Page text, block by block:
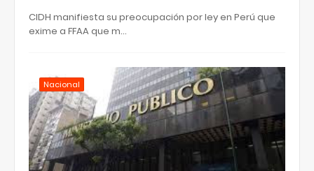
CIDH manifiesta su preocupación por ley en Perú que
exime a FFAA que m…
Nacional